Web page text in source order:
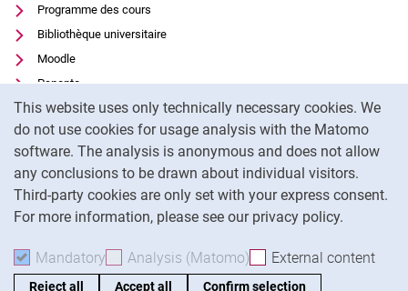
This website uses only technically necessary cookies. We
do not use cookies for usage analysis with the Matomo
software. The analysis is anonymous and does not allow
any conclusions to be drawn about individual visitors.
Third-party cookies are only set with your express consent.
For more information, please see our privacy policy.
Mandatory Accept mandatory cookies
Analysis (Matomo) Accept analysis cookies
External content
Reject all Accept all Confirm selection
Programme des cours
Bibliothèque universitaire
Moodle
Panopto
Protection des données
Accessibilité
Utilisation transparente de l'IA